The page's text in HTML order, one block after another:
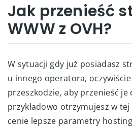
Jak przenieść
WWW z OVH?
W sytuacji gdy już posiadasz
u innego operatora,
przeszkodzie, aby przenieść je
przykładowo otrzymujesz w
cenie lepsze parametry